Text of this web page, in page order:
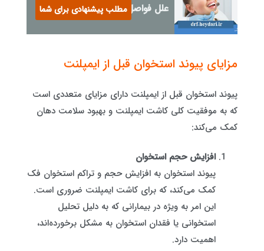
علل فواصل بین دندان‌ها
مطلب پیشنهادی برای شما
مزایای پیوند استخوان قبل از ایمپلنت
پیوند استخوان قبل از ایمپلنت دارای مزایای متعددی است
که به موفقیت کلی کاشت ایمپلنت و بهبود سلامت دهان
کمک می‌کند:
افزایش حجم استخوان
پیوند استخوان به افزایش حجم و تراکم استخوان فک
کمک می‌کند، که برای کاشت ایمپلنت ضروری است.
این امر به ویژه در بیمارانی که به دلیل تحلیل
استخوانی یا فقدان استخوان به مشکل برخورده‌اند،
اهمیت دارد.